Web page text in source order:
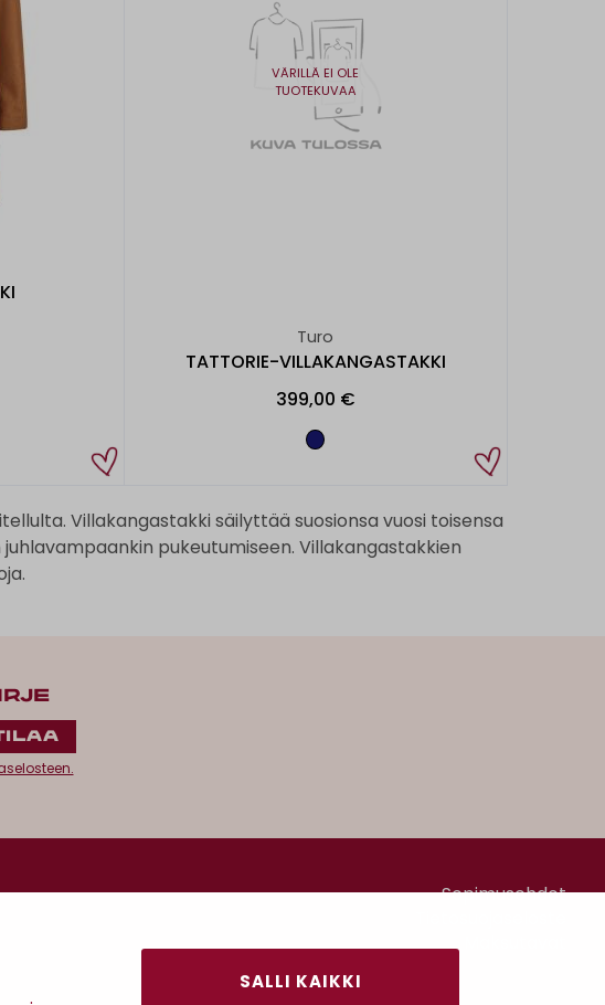
SALLI KAIKKI
VÄRILLÄ EI OLE
TUOTEKUVAA
Turo
TATTORIE-VILLAKANGASTAKKI
399,00 €
Villakangastakki säilyttää suosionsa vuosi toisensa
pukeutumiseen. Villakangastakkien
Sopimusehdot